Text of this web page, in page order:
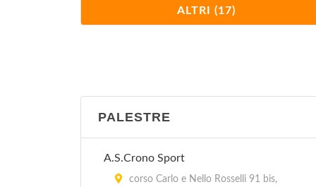
località Pian del Colle , Bardonecchia
via Pralormo 315, Carmagnola
ALTRI (17)
PALESTRE
A.S.Crono Sport
corso Carlo e Nello Rosselli 91 bis,